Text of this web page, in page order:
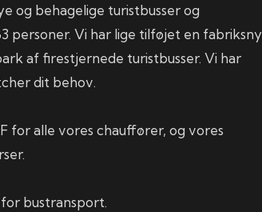
og behagelige turistbusser og
personer. Vi har lige tilføjet en fabriksny
af firestjernede turistbusser. Vi har
dit behov.
for alle vores chauffører, og vores
bustransport.